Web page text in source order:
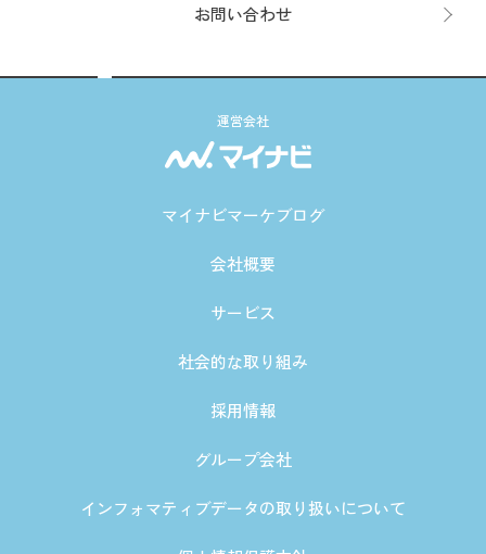
お問い合わせ
運営会社
マイナビマーケブログ
会社概要
サービス
社会的な取り組み
採用情報
グループ会社
インフォマティブデータの取り扱いについて